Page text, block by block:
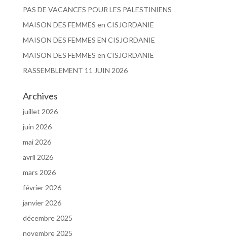
PAS DE VACANCES POUR LES PALESTINIENS
MAISON DES FEMMES en CISJORDANIE
MAISON DES FEMMES EN CISJORDANIE
MAISON DES FEMMES en CISJORDANIE
RASSEMBLEMENT 11 JUIN 2026
Archives
juillet 2026
juin 2026
mai 2026
avril 2026
mars 2026
février 2026
janvier 2026
décembre 2025
novembre 2025